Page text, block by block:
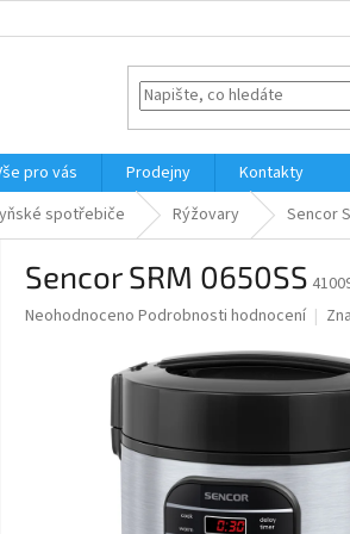
pro vás Prodejny
Kontakty
spotřebiče Rýžovary Sencor
Sencor SRM 0650SS
Průměrné
Neohodnoceno Podrobnosti hodnocení